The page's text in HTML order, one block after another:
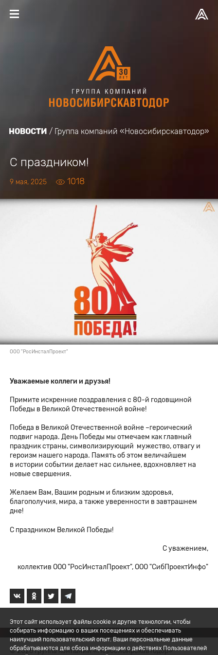
НОВОСТИ Группа компаний «Новосибирскавтодор»
С праздником!
9 мая, 2025 1018
ООО "РосИнсталПроект"
Уважаемые коллеги и друзья!
Примите искренние поздравления с 80-й годовщиной
Победы в Великой Отечественной войне!
Победа в Великой Отечественной войне –героический
подвиг народа. День Победы мы отмечаем как главный
праздник страны, символизирующий мужество, отвагу и
героизм нашего народа. Память об этом величайшем
в истории событии делает нас сильнее, вдохновляет на
новые свершения.
Желаем Вам, Вашим родным и близким здоровья,
благополучия, мира, а также уверенности в завтрашнем
дне!
С праздником Великой Победы!
С уважением,
коллектив ООО "РосИнсталПроект", ООО "СибПроектИнфо"
© 2026 Группа компаний «Новосибирскавтодор»
Этот сайт использует файлы cookie и другие технологии, чтобы
собирать информацию о ваших посещениях и обеспечивать
наилучший пользовательский опыт. Ваши персональные данные
обрабатываются для сбора информации о действиях Пользователей